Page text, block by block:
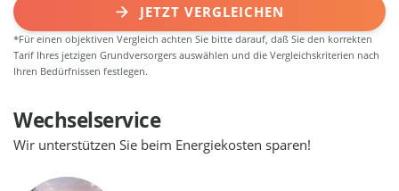
JETZT VERGLEICHEN
*Für einen objektiven Vergleich achten Sie bitte darauf, daß Sie den korrekten
Tarif Ihres jetzigen Grundversorgers auswählen und die Vergleichskriterien nach
Ihren Bedürfnissen festlegen.
Wechselservice
Wir unterstützen Sie beim Energiekosten sparen!